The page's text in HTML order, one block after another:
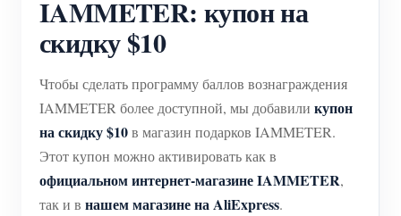
FAQ
Новости
Мероприятия IAMMETER
App Store
Обзор сайта
О нас
IAMMETER: купон на
скидку $10
Чтобы сделать программу баллов вознаграждения
IAMMETER более доступной, мы добавили купон
на скидку $10в магазин подарков IAMMETER.
Этот купон можно активировать как в
официальном интернет-магазине IAMMETER,
так и в нашем магазине на AliExpress.